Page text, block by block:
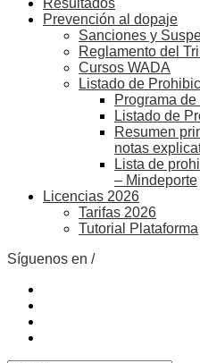
Resultados
Prevención al dopaje
Sanciones y
Reglamento del
Cursos WADA
Listado de
Programa
Listado de
Resumen
notas
Lista de
– Mindeporte
Licencias 2026
Tarifas 2026
Tutorial Plataforma
Síguenos en /